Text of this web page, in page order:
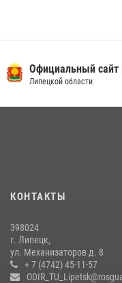
28 июля 2026, 14:38 4
подготовки
20 июля 2026, 12:22
Липецке
17 июля 2026, 12:26 5
Официальный сайт
Липецкой области
КОНТАКТЫ
398024
г. Липецк,
ул. Механизаторов д. 8
+ 7 (4742) 45-11-57